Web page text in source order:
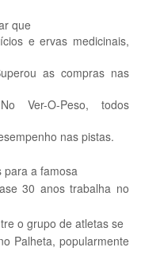
que
e ervas medicinais,
as compras nas
Ver-O-Peso, todos
nas pistas.
para a famosa
30 anos trabalha no
o grupo de atletas se
Palheta, popularmente